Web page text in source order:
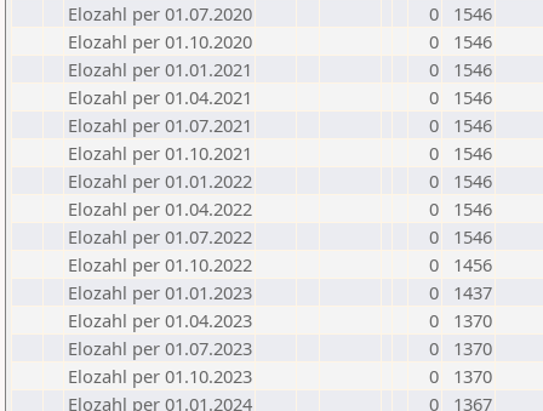
Elozahl per 01.07.2020
0
1546
Elozahl per 01.10.2020
0
1546
Elozahl per 01.01.2021
0
1546
Elozahl per 01.04.2021
0
1546
Elozahl per 01.07.2021
0
1546
Elozahl per 01.10.2021
0
1546
Elozahl per 01.01.2022
0
1546
Elozahl per 01.04.2022
0
1546
Elozahl per 01.07.2022
0
1546
Elozahl per 01.10.2022
0
1456
Elozahl per 01.01.2023
0
1437
Elozahl per 01.04.2023
0
1370
Elozahl per 01.07.2023
0
1370
Elozahl per 01.10.2023
0
1370
Elozahl per 01.01.2024
0
1367